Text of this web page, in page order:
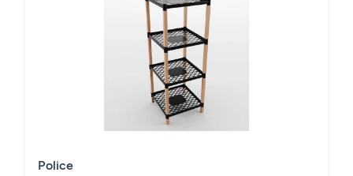
Police